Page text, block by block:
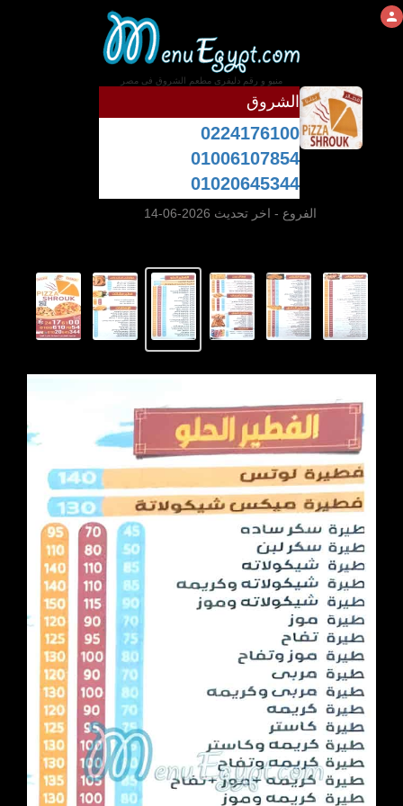
منيو و رقم دليفرى مطعم الشروق فى مصر
الشروق
0224176100
01006107854
01020645344
الفروع - اخر تحديث 2026-06-14